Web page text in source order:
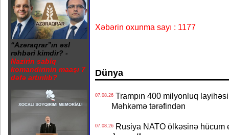
“Azəraqrar”ın əsl
rəhbəri kimdir? -
Nazirin sabiq
komandirinin maaşı 7
dəfə artırılıb?
Xəbərin oxunma sayı : 1177
Dünya
07.08.26Trampın 400 milyonluq
Məhkəmə tərəfindən
07.08.26Rusiya NATO ölkəsinə hücum